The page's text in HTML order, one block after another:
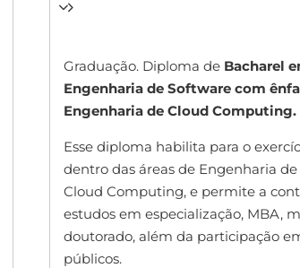
Graduação. Diploma de Bacharel
Engenharia de Software com
Engenharia de Cloud Computing.
Esse diploma habilita para o
dentro das áreas de Engenharia
Cloud Computing, e permite a
estudos em especialização, MBA,
doutorado, além da participação
públicos.